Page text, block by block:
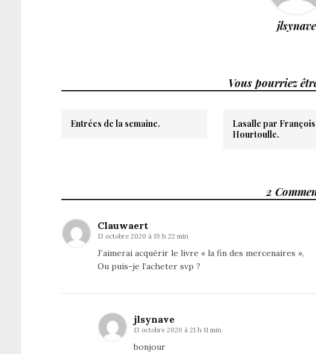
jlsynave
Vous pourriez
Entrées de la semaine.
Lasalle par
Hourtoulle.
2
Clauwaert
13 octobre 2020 à 19 h 22 min
J’aimerai acquérir le livre « la fin des mercenaires »,
Ou puis-je l’acheter svp ?
jlsynave
13 octobre 2020 à 21 h 11 min
bonjour